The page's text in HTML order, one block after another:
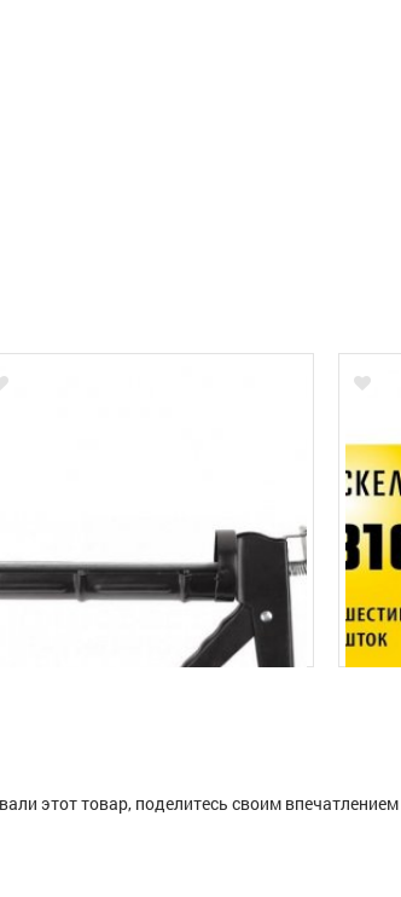
этот товар, поделитесь своим